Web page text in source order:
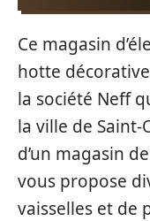
Ce magasin
hotte
la société Neff
la ville de Saint-
d’un magasin
vous propose
vaisselles et de